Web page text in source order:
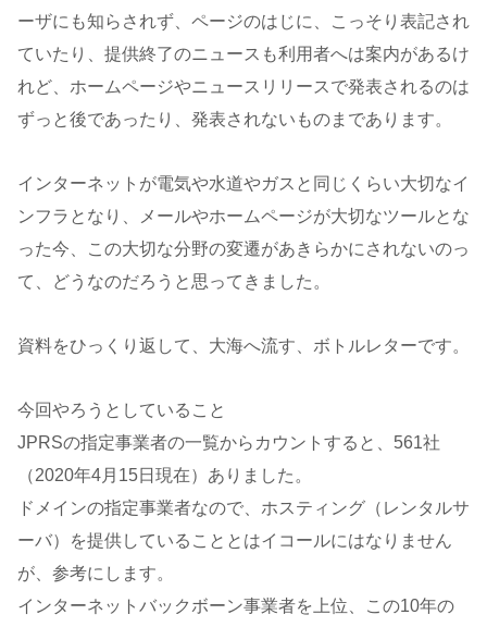
ーザにも知らされず、ページのはじに、こっそり表記され
ていたり、提供終了のニュースも利用者へは案内があるけ
れど、ホームページやニュースリリースで発表されるのは
ずっと後であったり、発表されないものまであります。
インターネットが電気や水道やガスと同じくらい大切なイ
ンフラとなり、メールやホームページが大切なツールとな
った今、この大切な分野の変遷があきらかにされないのっ
て、どうなのだろうと思ってきました。
資料をひっくり返して、大海へ流す、ボトルレターです。
今回やろうとしていること
JPRSの指定事業者の一覧からカウントすると、561社
（2020年4月15日現在）ありました。
ドメインの指定事業者なので、ホスティング（レンタルサ
ーバ）を提供していることとはイコールにはなりません
が、参考にします。
インターネットバックボーン事業者を上位、この10年の